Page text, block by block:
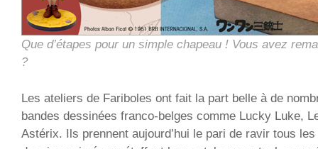
Que d’étapes pour un simple chapeau ! Vous avez
?
Les ateliers de Fariboles ont fait la part belle à de
bandes dessinées franco-belges comme Lucky Luke,
Astérix. Ils prennent aujourd’hui le pari de ravir tous